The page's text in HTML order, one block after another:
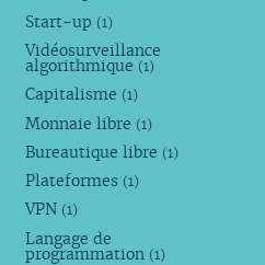
Start-up (1)
Vidéosurveillance
algorithmique (1)
Capitalisme (1)
Monnaie libre (1)
Bureautique libre (1)
Plateformes (1)
VPN (1)
Langage de
programmation (1)